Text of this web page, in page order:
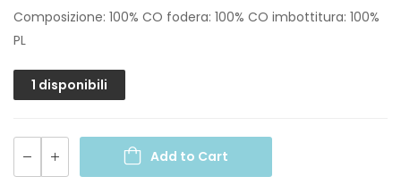
Composizione: 100% CO fodera: 100% CO imbottitura: 100%
PL
1 disponibili
Add to Cart